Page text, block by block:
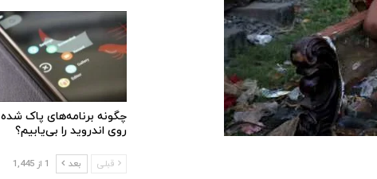
چگونه برنامه‌های پاک شده
روی اندروید را بی‌یابیم؟
قبلی بعد 1 از 1,445